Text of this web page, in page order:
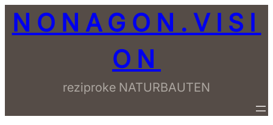
Zum
Inhalt
NONAGON.VISI
ON
reziproke NATURBAUTEN